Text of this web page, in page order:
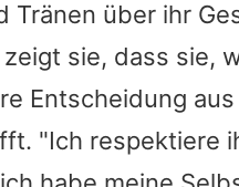
Tränen über ihr
sie, dass sie,
Entscheidung
"Ich respektiere